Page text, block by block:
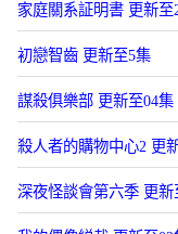
家庭關系証明書 更新至
初戀智齒 更新至5集
謀殺俱樂部 更新至04集
殺人者的購物中心2 更
深夜怪談會第六季 更新